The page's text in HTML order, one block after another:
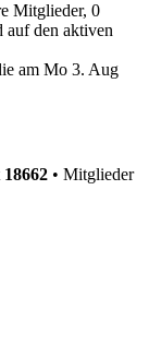
Mitglieder, 0
auf den aktiven
am Mo 3. Aug
18662 • Mitglieder